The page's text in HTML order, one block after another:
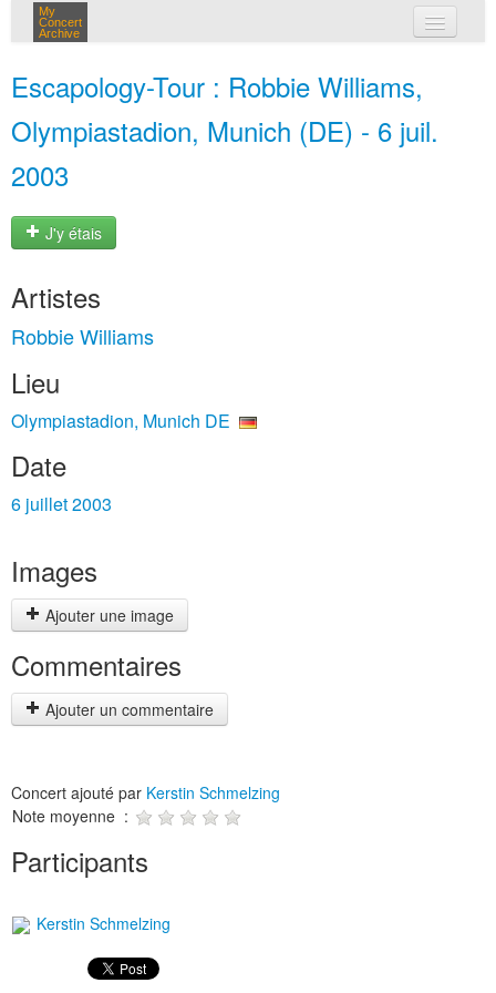
My
Concert
Archive
Escapology-Tour : Robbie Williams,
Olympiastadion, Munich (DE) - 6 juil.
2003
J'y étais
Artistes
Robbie Williams
Lieu
Olympiastadion, Munich DE
Date
6 juillet 2003
Images
Ajouter une image
Commentaires
Ajouter un commentaire
Concert ajouté par Kerstin Schmelzing
Note moyenne :
Participants
Kerstin Schmelzing